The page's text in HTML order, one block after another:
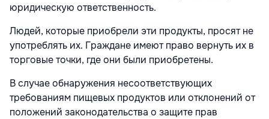
юридическую ответственность.
Людей, которые приобрели эти продукты, просят не
употреблять их. Граждане имеют право вернуть их в
торговые точки, где они были приобретены.
В случае обнаружения несоответствующих
требованиям пищевых продуктов или отклонений от
положений законодательства о защите прав